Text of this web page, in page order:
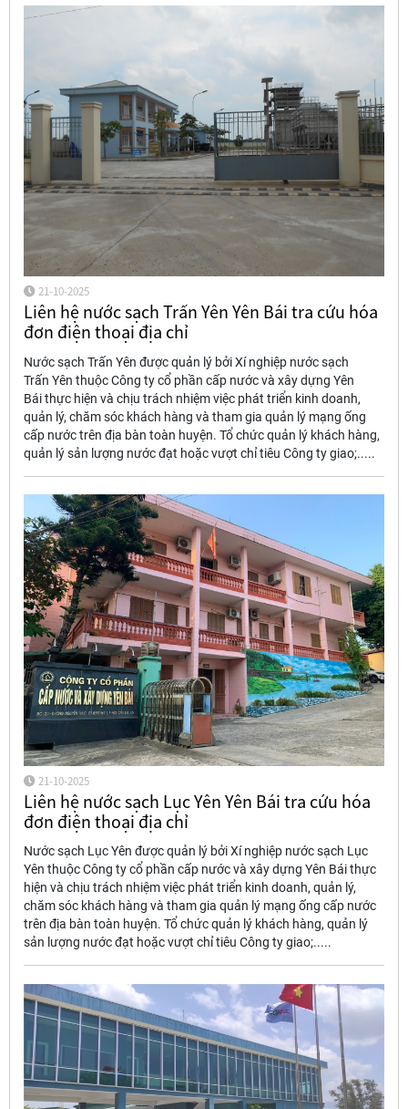
21-10-2025
Liên hệ nước sạch Trấn Yên Yên Bái tra cứu hóa
đơn điện thoại địa chỉ
Nước sạch Trấn Yên được quản lý bởi Xí nghiệp nước sạch
Trấn Yên thuộc Công ty cổ phần cấp nước và xây dựng Yên
Bái thực hiện và chịu trách nhiệm việc phát triển kinh doanh,
quản lý, chăm sóc khách hàng và tham gia quản lý mạng ống
cấp nước trên địa bàn toàn huyện. Tổ chức quản lý khách hàng,
quản lý sản lượng nước đạt hoặc vượt chỉ tiêu Công ty giao;.....
21-10-2025
Liên hệ nước sạch Lục Yên Yên Bái tra cứu hóa
đơn điện thoại địa chỉ
Nước sạch Lục Yên được quản lý bởi Xí nghiệp nước sạch Lục
Yên thuộc Công ty cổ phần cấp nước và xây dựng Yên Bái thực
hiện và chịu trách nhiệm việc phát triển kinh doanh, quản lý,
chăm sóc khách hàng và tham gia quản lý mạng ống cấp nước
trên địa bàn toàn huyện. Tổ chức quản lý khách hàng, quản lý
sản lượng nước đạt hoặc vượt chỉ tiêu Công ty giao;.....